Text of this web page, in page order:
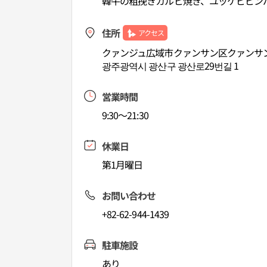
住所 アクセス
クァンジュ広域市クァンサン区クァンサ
광주광역시 광산구 광산로29번길 1
営業時間
9:30～21:30
休業日
第1月曜日
お問い合わせ
+82-62-944-1439
駐車施設
あり